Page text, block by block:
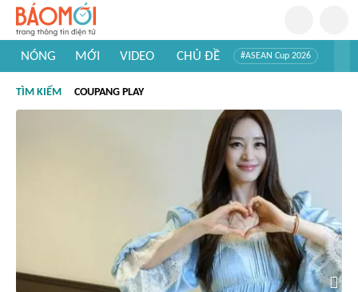
NÓNG MỚI VIDEO CHỦ ĐỀ #ASEAN Cup 2026
#Khám phá thế giới
TÌM KIẾM COUPANG PLAY